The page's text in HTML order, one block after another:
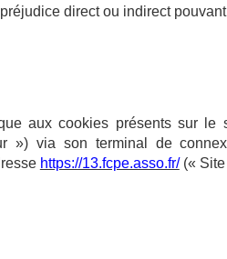
direct ou indirect
aux cookies présents sur
») via son terminal de
https://13.fcpe.asso.fr/(« Site